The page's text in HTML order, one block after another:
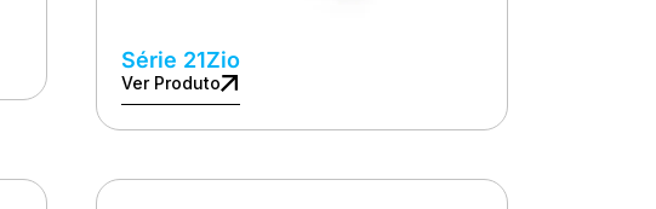
Série 21Zio
Ver Produto